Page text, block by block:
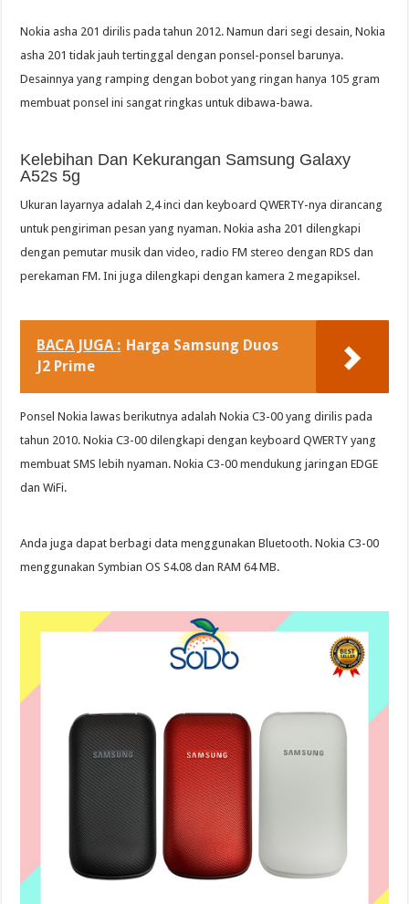
Nokia asha 201 dirilis pada tahun 2012. Namun dari segi desain, Nokia
asha 201 tidak jauh tertinggal dengan ponsel-ponsel barunya.
Desainnya yang ramping dengan bobot yang ringan hanya 105 gram
membuat ponsel ini sangat ringkas untuk dibawa-bawa.
Kelebihan Dan Kekurangan Samsung Galaxy
A52s 5g
Ukuran layarnya adalah 2,4 inci dan keyboard QWERTY-nya dirancang
untuk pengiriman pesan yang nyaman. Nokia asha 201 dilengkapi
dengan pemutar musik dan video, radio FM stereo dengan RDS dan
perekaman FM. Ini juga dilengkapi dengan kamera 2 megapiksel.
BACA JUGA : Harga Samsung Duos
J2 Prime
Ponsel Nokia lawas berikutnya adalah Nokia C3-00 yang dirilis pada
tahun 2010. Nokia C3-00 dilengkapi dengan keyboard QWERTY yang
membuat SMS lebih nyaman. Nokia C3-00 mendukung jaringan EDGE
dan WiFi.
Anda juga dapat berbagi data menggunakan Bluetooth. Nokia C3-00
menggunakan Symbian OS S4.08 dan RAM 64 MB.